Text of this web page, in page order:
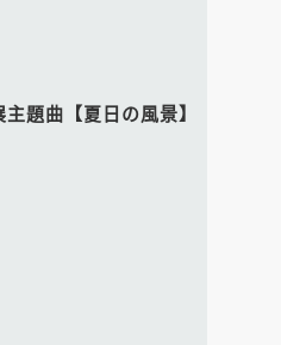
題曲【夏日の風景】